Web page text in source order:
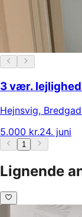
3 vær. lejlighed
Hejnsvig,
5.000 kr.24. juni
1
Lignende